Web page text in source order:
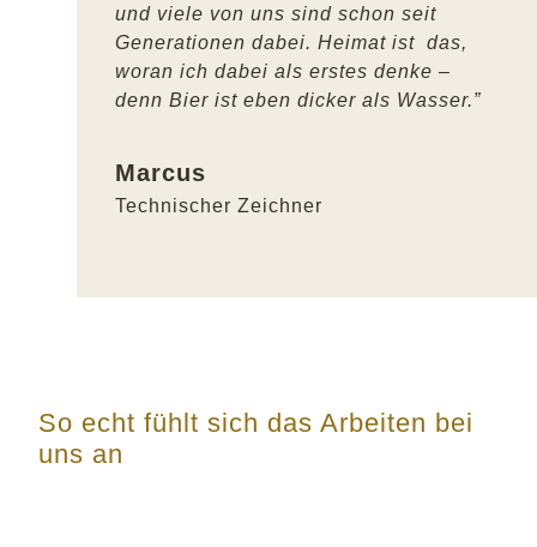
und viele von uns sind schon seit
Generationen dabei. Heimat ist das,
woran ich dabei als erstes denke –
denn Bier ist eben dicker als Wasser.”
Marcus
Technischer Zeichner
So echt fühlt sich das Arbeiten bei
uns an